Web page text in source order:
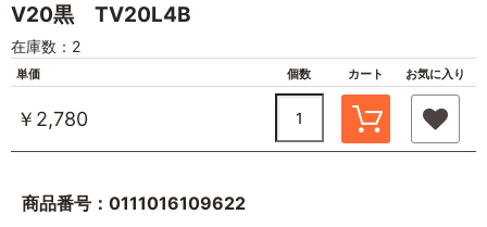
V20黒 TV20L4B
在庫数：2
単価 個数 カート お気に入り
￥2,780
商品番号：0111016109622